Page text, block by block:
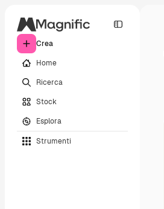
Crea
Home
Ricerca
Stock
Esplora
Strumenti